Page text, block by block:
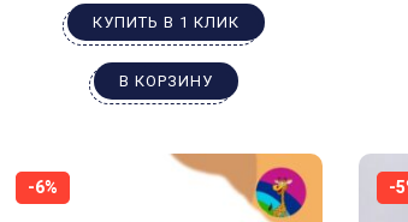
КУПИТЬ В 1 КЛИК
В КОРЗИНУ
-6% -